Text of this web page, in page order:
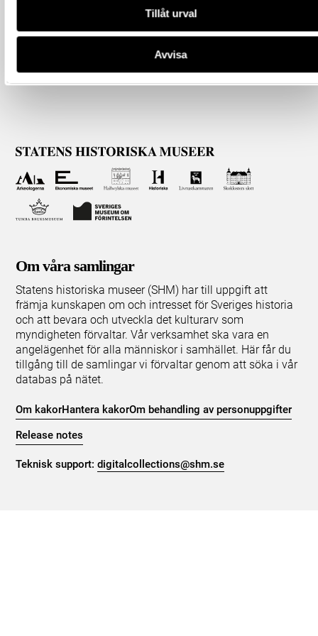
Tillåt urval
Avvisa
Om våra samlingar
Statens historiska museer (SHM) har till uppgift att
främja kunskapen om och intresset för Sveriges historia
och att bevara och utveckla det kulturarv som
myndigheten förvaltar. Vår verksamhet ska vara en
angelägenhet för alla människor i samhället. Här får du
tillgång till de samlingar vi förvaltar genom att söka i vår
databas på nätet.
Om kakorHantera kakorOm behandling av personuppgifter
Release notes
Teknisk support:digitalcollections@shm.se